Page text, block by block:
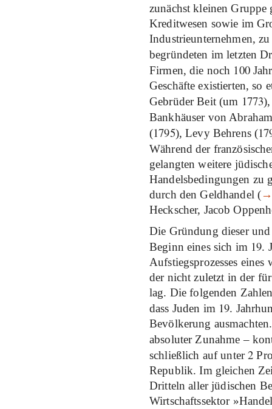
zunächst kleinen
Kreditwesen sowie im
Industrieunternehmen,
begründeten im letzten
Firmen, die noch 100
Geschäfte existierten, so
Gebrüder Beit (um 1773
Bankhäuser von
(1795), Levy Behrens (
Während der
gelangten weitere
Handelsbedingungen zu
durch den Geldhandel (
Heckscher, Jacob
Die Gründung dieser
Beginn eines sich im 19.
Aufstiegsprozesses eines
der nicht zuletzt in der
lag. Die folgenden
dass Juden im 19.
Bevölkerung
absoluter Zunahme –
schließlich auf unter2
Republik. Im gleichen
Dritteln aller jüdischen
Wirtschaftssektor